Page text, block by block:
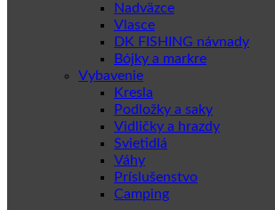
Nadväzce
Vlasce
DK FISHING návnady
Bójky a markre
Vybavenie
Kresla
Podložky a saky
Vidličky a hrazdy
Svietidlá
Váhy
Príslušenstvo
Camping